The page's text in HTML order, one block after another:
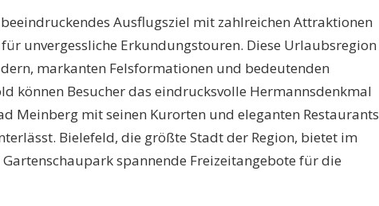
Ausflugsziel mit zahlreichen Attraktionen
unvergessliche Erkundungstouren. Diese Urlaubsregion
markanten Felsformationen und bedeutenden
können Besucher das eindrucksvolle Hermannsdenkmal
Meinberg mit seinen Kurorten und eleganten Restaurants
Bielefeld, die größte Stadt der Region, bietet im
spannende Freizeitangebote für die